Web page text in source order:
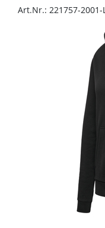
Art.Nr.: 221757-2001-L